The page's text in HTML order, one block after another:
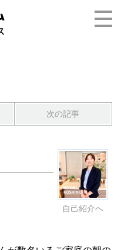
次の記事
自己紹介へ